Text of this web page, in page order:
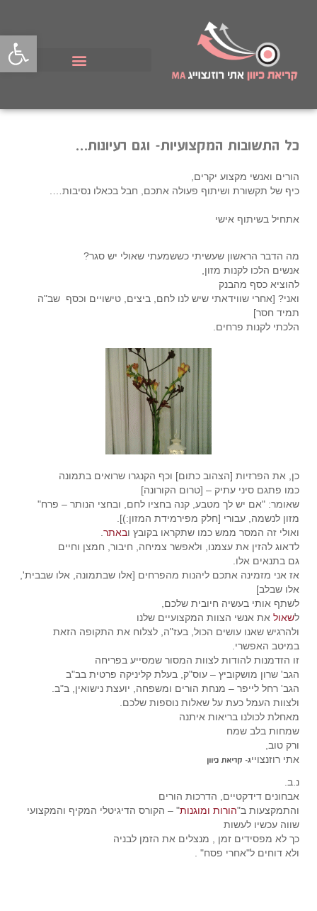
כל התשובות המקצועיות- וגם רעיונות...
הורים ואנשי מקצוע יקרים,
כיף של תקשורת ושיתוף פעולה אתכם, חבל בכאלו נסיבות….
אתחיל בשיתוף אישי
מה הדבר הראשון שעשיתי כששמעתי שאולי יש סגר?
אנשים הלכו לקנות מזון,
להוציא כסף מהבנק
ואני? [אחרי שווידאתי שיש לנו לחם, ביצים, טישויים וכסף שב"ה
תמיד חסר]
הלכתי לקנות פרחים.
כן, את הפרזיות [הצהוב כתום] וכף הקנגרו שרואים בתמונה
כמו פתגם סיני עתיק – [טרום הקורונה]
שאומר: "אם יש לך מטבע, קנה בחציו לחם, ובחצי הנותר – פרח"
מזון לנשמה, עבורי [חלק מפירמידת המזון:)].
ואולי זה המסר ממש כמו שתקראו בקובץ ובאתר
לדאוג להזין את עצמנו, ולאפשר צמיחה, חיבור, חמצן וחיים
גם בתנאים אלו.
אז אני מזמינה אתכם ליהנות מהפרחים [אלו שבתמונה, אלו שבבית',
אלו שבלב]
לשתף אותי בעשיה חיובית שלכם,
לשאול את אנשי הצוות המקצועיים שלנו
ולהרגיש שאנו עושים הכול, בעז"ה, לצלוח את התקופה הזאת
במיטב האפשרי.
זו הזדמנות להודות לצוות המסור שמסייע בפריחה
הגב' שרון מושקוביץ – עוס"ק, בעלת קליניקה פרטית בב"ב
הגב' רחל לייפר – מנחת הורים ומשפחה, יועצת נישואין, ב"ב.
ולצוות העמל כעת על שאלות נוספות שלכם.
מאחלת לכולנו בריאות איתנה
שמחות בלב שמח
ורק טוב,
אתי רוזנצוייג- קריאת כיוון
נ.ב.
אבחונים דידקטיים, הדרכות הורים
והתמקצעות ב"הורות ומוגנות" – הקורס הדיגיטלי המקיף והמקצועי
שווה עכשיו לעשות
כך לא מפסידים זמן , מנצלים את הזמן לבניה
ולא דוחים ל"אחרי פסח" .
פתח